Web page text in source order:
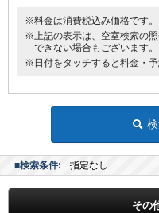
※料金は消費税込み価格です。
※上記の表示は、空室検索の
できない場合もございます。
※日付をタッチすると料金・予
■検索条件: 指定なし
その